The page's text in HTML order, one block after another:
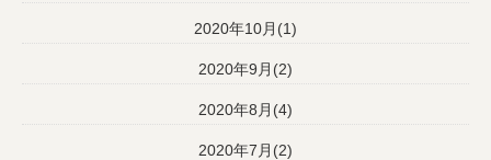
2020年10月(1)
2020年9月(2)
2020年8月(4)
2020年7月(2)